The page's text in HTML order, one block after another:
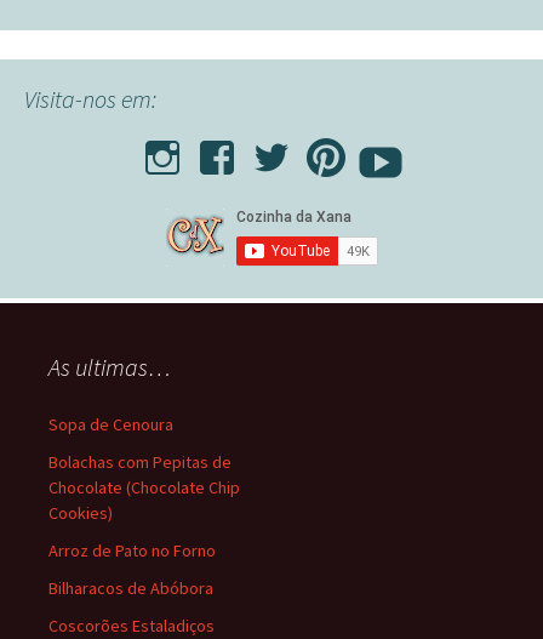
Visita-nos em:
As ultimas…
Sopa de Cenoura
Bolachas com Pepitas de
Chocolate (Chocolate Chip
Cookies)
Arroz de Pato no Forno
Bilharacos de Abóbora
Coscorões Estaladiços